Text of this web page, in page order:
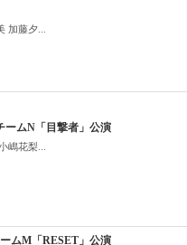
加藤夕...
ームN「目撃者」公演
嶋花梨...
ムM「RESET」公演